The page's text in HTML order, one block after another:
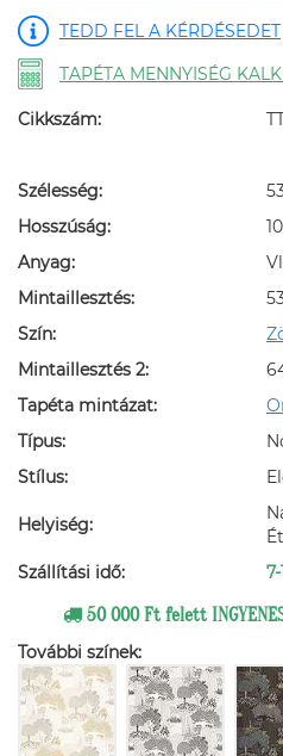
TEDD FEL A KÉRDÉSEDET
TAPÉTA MENNYISÉG
Cikkszám:
Szélesség:
Hosszúság:
Anyag:
Mintaillesztés:
Szín:
Mintaillesztés 2:
Tapéta mintázat:
Típus:
Stílus:
Helyiség:
Szállítási idő:
50 000 Ft felett
További színek: